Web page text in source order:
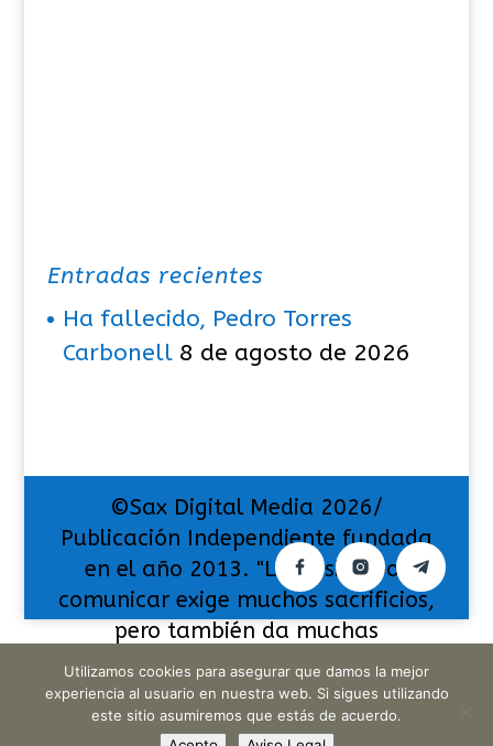
Entradas recientes
Ha fallecido, Pedro Torres
Carbonell 8 de agosto de 2026
©Sax Digital Media 2026/
Publicación Independiente fundada
en el año 2013. "La pasión por
comunicar exige muchos sacrificios,
pero también da muchas
satisfacciones".
Utilizamos cookies para asegurar que damos la mejor
experiencia al usuario en nuestra web. Si sigues utilizando
este sitio asumiremos que estás de acuerdo.